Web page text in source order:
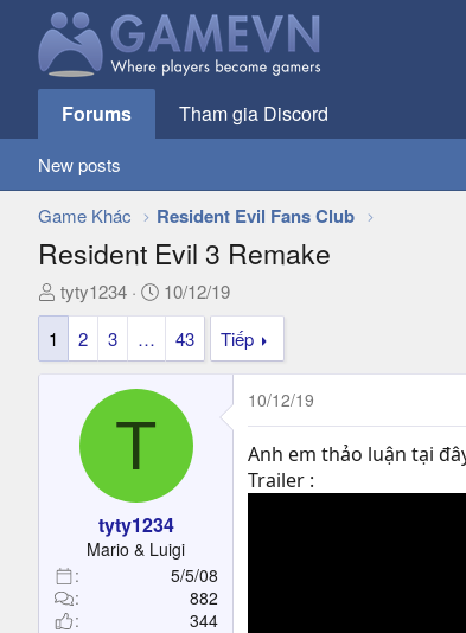
Forums Tham gia Discord
New posts
Game Khác Resident Evil Fans Club
Resident Evil 3 Remake
T
h
e
e
r
tyty1234
N
g
y
g
10/12/19
1
2 3 … 43 Tiếp
T
tyty1234
Mario & Luigi
5/5/08
882
344
10/12/19
Anh em thảo luận tại
Trailer :